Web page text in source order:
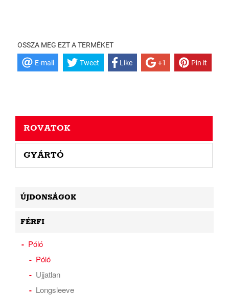
OSSZA MEG EZT A TERMÉKET
E-mail Tweet Like +1 Pin it
ROVATOK
GYÁRTÓ
ÚJDONSÁGOK
FÉRFI
Póló
Póló
Ujjatlan
Longsleeve